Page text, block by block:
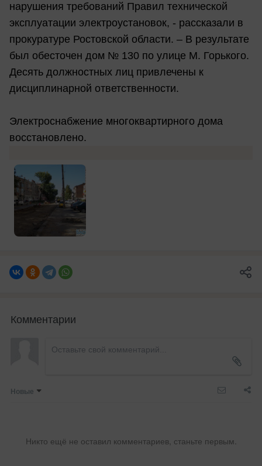
нарушения требований Правил технической
эксплуатации электроустановок, - рассказали в
прокуратуре Ростовской области. – В результате
был обесточен дом № 130 по улице М. Горького.
Десять должностных лиц привлечены к
дисциплинарной ответственности.
Электроснабжение многоквартирного дома
восстановлено.
Комментарии
Новые
Никто ещё не оставил комментариев, станьте первым.